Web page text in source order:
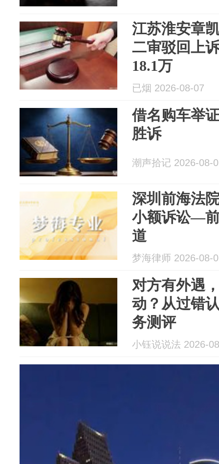
江苏淮安章
二审驳回上
18.1万
已烟 2026-08-07
借名购车举
胜诉
潮声拾记 2026-08-
深圳前海法
小额诉讼—
道
梦海律师 2026-08-
对方有外遇
动？从过错
务测评
小钰说说法 2026-